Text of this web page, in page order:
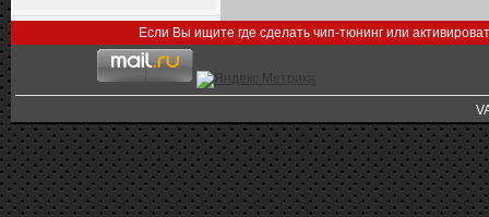
Если Вы ищите где сделать чип-тюнинг или